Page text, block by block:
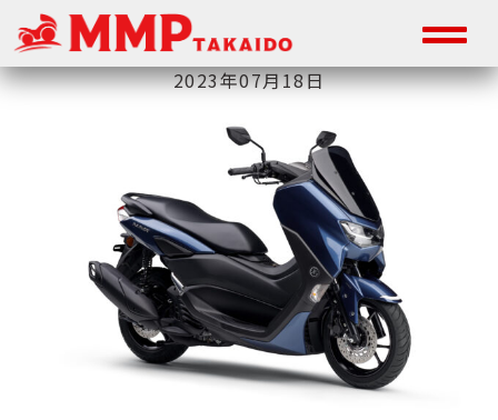
2023年07月18日